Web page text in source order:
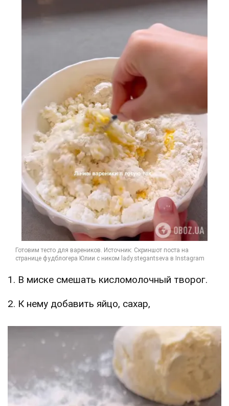
1. В миске смешать кисломолочный творог.
2. К нему добавить яйцо, сахар,